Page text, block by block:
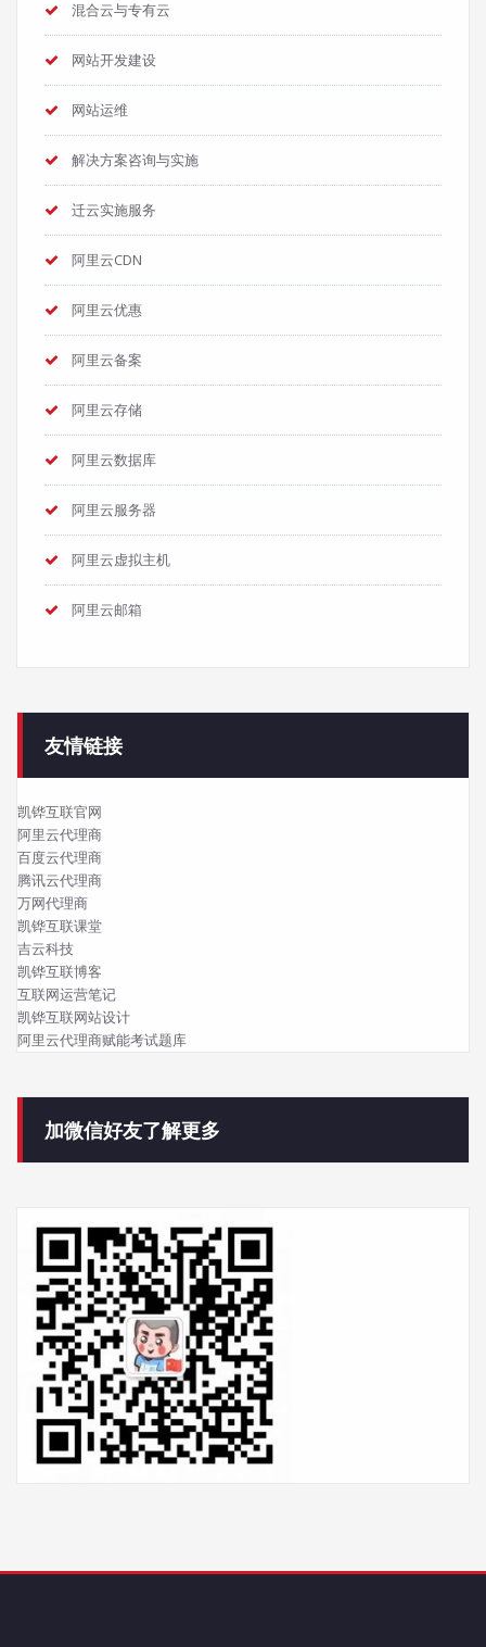
混合云与专有云
网站开发建设
网站运维
解决方案咨询与实施
迁云实施服务
阿里云CDN
阿里云优惠
阿里云备案
阿里云存储
阿里云数据库
阿里云服务器
阿里云虚拟主机
阿里云邮箱
友情链接
凯铧互联官网
阿里云代理商
百度云代理商
腾讯云代理商
万网代理商
凯铧互联课堂
吉云科技
凯铧互联博客
互联网运营笔记
凯铧互联网站设计
阿里云代理商赋能考试题库
加微信好友了解更多